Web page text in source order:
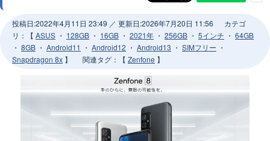
投稿日:2022年4月11日 23:49 ／ 更新日:2026年7月20日 11:56
カテゴ
リ：【 ASUS ・ 128GB ・ 16GB ・ 2021年 ・ 256GB ・ 5インチ ・ 64GB
・ 8GB ・ Android11 ・ Android12 ・ Android13 ・ SIMフリー ・
Snapdragon 8x 】 関連タグ ：【 Zenfone 】